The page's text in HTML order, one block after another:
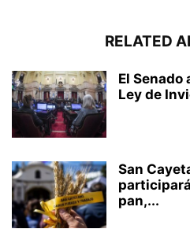
RELATED
El Senado
Ley de
San
pan,...